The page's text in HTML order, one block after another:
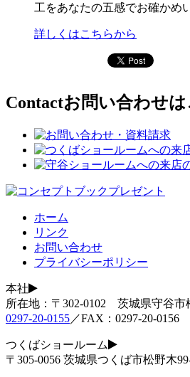
工をあなたの五感でお確かめ
詳しくはこちらから
Contactお問い合わせ
ホーム
リンク
お問い合わせ
プライバシーポリシー
本社
所在地：〒302-0102 茨城県守谷
0297-20-0155／FAX：0297-20-0156
つくばショールーム
〒305-0056 茨城県つくば市松野木